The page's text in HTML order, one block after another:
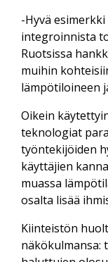
-Hyvä
integroinnista
Ruotsissa
muihin
lämpötiloineen
Oikein
teknologiat
työntekijöiden
käyttäjien
muassa
osalta lisää
Kiinteistön
näkökulmansa: